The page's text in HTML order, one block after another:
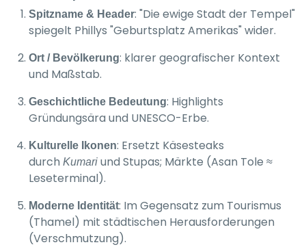
Spitzname & Header: "Die ewige Stadt der Tempel"
spiegelt Phillys "Geburtsplatz Amerikas" wider.
Ort / Bevölkerung: klarer geografischer Kontext
und Maßstab.
Geschichtliche Bedeutung: Highlights
Gründungsära und UNESCO-Erbe.
Kulturelle Ikonen: Ersetzt Käsesteaks
durch Kumari und Stupas; Märkte (Asan Tole ≈
Leseterminal).
Moderne Identität: Im Gegensatz zum Tourismus
(Thamel) mit städtischen Herausforderungen
(Verschmutzung).